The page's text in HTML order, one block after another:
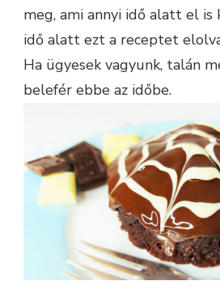
meg, ami annyi idő alatt el is
idő alatt ezt a receptet
Ha ügyesek vagyunk, talán
belefér ebbe az időbe.